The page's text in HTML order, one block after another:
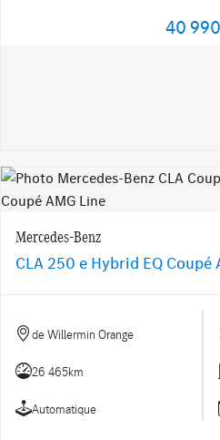
40
Mercedes-Benz
CLA 250 e Hybrid EQ Coupé
de Willermin Orange
26 465km
Automatique